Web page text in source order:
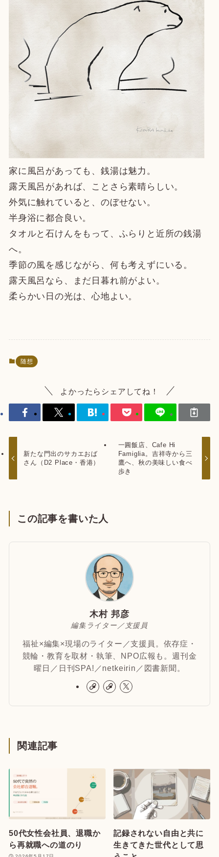
家に風呂があっても、銭湯は魅力。
露天風呂があれば、ことさら素晴らしい。
外気に触れていると、のぼせない。
半身浴に都合良い。
タオルと石けんをもって、ふらりと近所の銭湯
へ。
季節の風を感じながら、何も考えずにいる。
露天風呂なら、まだ日暮れ前がよい。
柔らかい日の光は、心地よい。
随想
よかったらシェアしてね！
新たな門出のサカエおば
さん（D2 Place・香港）
一圓飯店、Cafe Hi
Famiglia。吉祥寺から三
鷹へ、秋の美味しい食べ
歩き
この記事を書いた人
木村 邦彦
編集ライター／支援員
福祉×編集×現場のライター／支援員。依存症・
競輪・教育を取材・執筆、NPO広報も。週刊金
曜日／日刊SPA!／netkeirin／図書新聞。
関連記事
50代女性会社員、退職か
ら再就職への道のり
記録されない自由と共に
生きてきた世代として思